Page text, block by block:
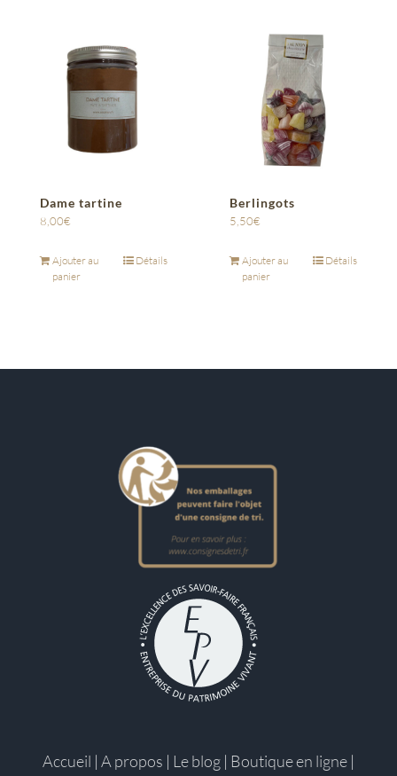
Dame tartine
8,00€
Ajouter au
panier
Détails
Berlingots
5,50€
Ajouter au
panier
Détails
Accueil | A propos | Le blog | Boutique en ligne |